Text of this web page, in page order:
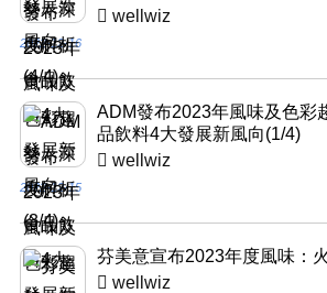
wellwiz
2022-12-16
ADM發布2023年風味及色彩
品飲料4大發展新風向(1/4)
wellwiz
2022-12-15
芬美意宣布2023年度風味：
wellwiz